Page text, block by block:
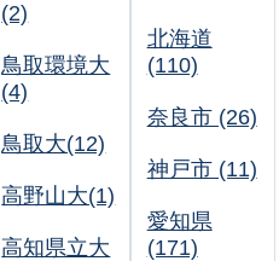
(2)
鳥取環境大
(4)
鳥取大(12)
高野山大(1)
高知県立大
北海道
(110)
奈良市 (26)
神戸市 (11)
愛知県
(171)